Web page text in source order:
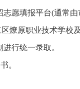
愿填报平台(通常由
燎原职业技术学校
行统一录取。
。